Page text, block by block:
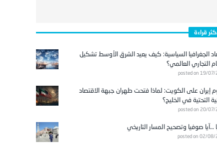
قراءة
الجغرافيا السياسية: كيف يعيد الشرق الأوسط تشكيل
التجاري العالمي؟
posted on 19/
إيران على الكويت: لماذا فتحت طهران جبهة الاقتصاد
التحتية في الخليج؟
posted on 20/
…آيا صوفيا وتصحيح المسار التاريخي
posted on 02/08/